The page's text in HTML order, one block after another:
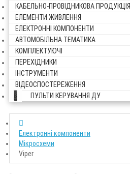
КАБЕЛЬНО-ПРОВІДНИКОВА ПРОДУКЦІЯ
ЕЛЕМЕНТИ ЖИВЛЕННЯ
ЕЛЕКТРОННІ КОМПОНЕНТИ
АВТОМОБІЛЬНА ТЕМАТИКА
КОМПЛЕКТУЮЧІ
ПЕРЕХІДНИКИ
ІНСТРУМЕНТИ
ВІДЕОСПОСТЕРЕЖЕННЯ
ПУЛЬТИ КЕРУВАННЯ ДУ
Електронні компоненти
Мікросхеми
Viper